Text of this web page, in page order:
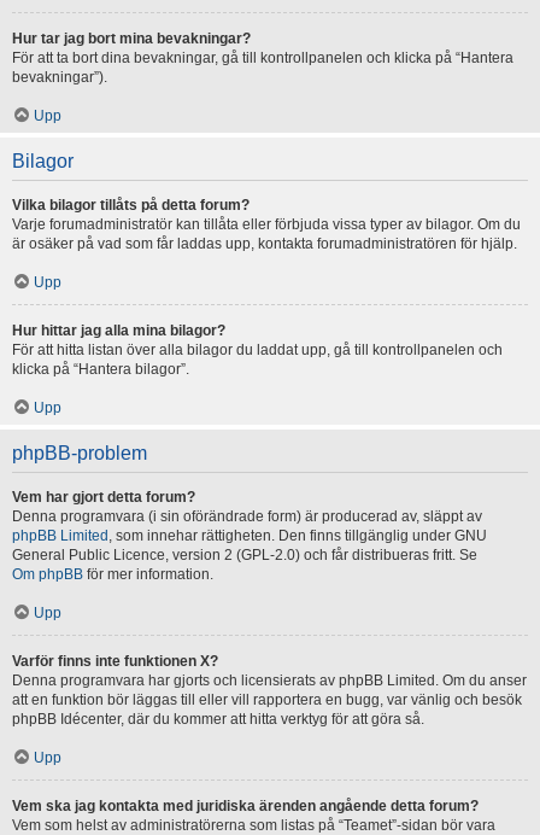
Hur tar jag bort mina bevakningar?
För att ta bort dina bevakningar, gå till kontrollpanelen och klicka på “Hantera
bevakningar”).
Upp
Bilagor
Vilka bilagor tillåts på detta forum?
Varje forumadministratör kan tillåta eller förbjuda vissa typer av bilagor. Om du
är osäker på vad som får laddas upp, kontakta forumadministratören för hjälp.
Upp
Hur hittar jag alla mina bilagor?
För att hitta listan över alla bilagor du laddat upp, gå till kontrollpanelen och
klicka på “Hantera bilagor”.
Upp
phpBB-problem
Vem har gjort detta forum?
Denna programvara (i sin oförändrade form) är producerad av, släppt av
phpBB Limited , som innehar rättigheten. Den finns tillgänglig under GNU
General Public Licence, version 2 (GPL-2.0) och får distribueras fritt. Se
Om phpBB för mer information.
Upp
Varför finns inte funktionen X?
Denna programvara har gjorts och licensierats av phpBB Limited. Om du anser
att en funktion bör läggas till eller vill rapportera en bugg, var vänlig och besök
phpBB Idécenter, där du kommer att hitta verktyg för att göra så.
Upp
Vem ska jag kontakta med juridiska ärenden angående detta forum?
Vem som helst av administratörerna som listas på “Teamet”-sidan bör vara